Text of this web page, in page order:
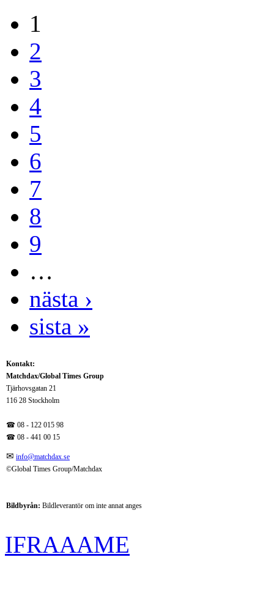
1
2
3
4
5
6
7
8
9
…
nästa ›
sista »
Kontakt:
Matchdax/Global Times Group
Tjärhovsgatan 21
116 28 Stockholm
☎ 08 - 122 015 98
☎ 08 - 441 00 15
✉ info@matchdax.se
©Global Times Group/Matchdax
Bildbyrån: Bildleverantör om inte annat anges
IFRAAAME